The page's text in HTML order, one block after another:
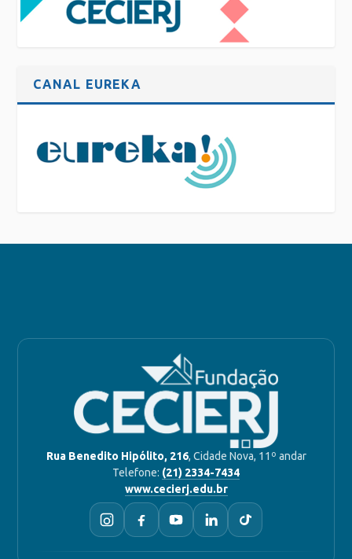
CANAL EUREKA
Rua Benedito Hipólito, 216, Cidade Nova, 11º andar
Telefone: (21) 2334-7434
www.cecierj.edu.br